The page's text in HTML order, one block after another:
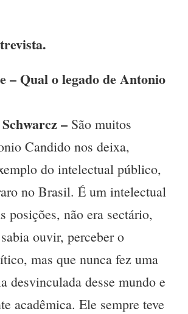
– Qual o legado de Antonio
– São muitos
Candido nos deixa,
do intelectual público,
no Brasil. É um intelectual
posições, não era sectário,
ouvir, perceber o
mas que nunca fez uma
desvinculada desse mundo e
acadêmica. Ele sempre teve